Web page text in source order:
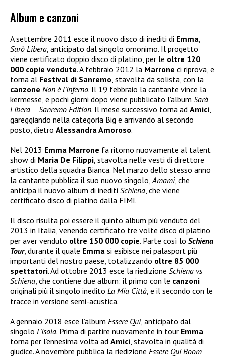
Album e canzoni
A settembre 2011 esce il nuovo disco di inediti di Emma
Sarò Libera , anticipato dal singolo omonimo. Il progetto
viene certificato doppio disco di platino, per le oltre 120
000 copie vendute. A febbraio 2012 la Marrone ci riprova, e
torna al Festival di Sanremo , stavolta da solista, con la
canzone Non è l’Inferno. Il 19 febbraio la cantante vince la
kermesse, e pochi giorni dopo viene pubblicato l’album Sarà
Libera – Sanremo Edition. Il mese successivo torna ad Amici
gareggiando nella categoria Big e arrivando al secondo
posto, dietro Alessandra Amoroso.
Nel 2013 Emma Marrone fa ritorno nuovamente al talent
show di Maria De Filippi , stavolta nelle vesti di direttore
artistico della squadra Bianca. Nel marzo dello stesso anno
la cantante pubblica il suo nuovo singolo, Amami, che
anticipa il nuovo album di inediti Schiena , che viene
certificato disco di platino dalla FIMI.
Il disco risulta poi essere il quinto album più venduto del
2013 in Italia, venendo certificato tre volte disco di platino
per aver venduto oltre 150 000 copie. Parte così lo Schiena
Tour, durante il quale Emma si esibisce nei palasport più
importanti del nostro paese, totalizzando oltre 85 000
spettatori. Ad ottobre 2013 esce la riedizione Schiena vs
Schiena , che contiene due album: il primo con le canzoni
originali più il singolo inedito La Mia Città , e il secondo con le
tracce in versione semi-acustica.
A gennaio 2018 esce l’album Essere Qui, anticipato dal
singolo L’Isola. Prima di partire nuovamente in tour Emma
torna per l’ennesima volta ad Amici , stavolta in qualità di
giudice. A novembre pubblica la riedizione Essere Qui Boom